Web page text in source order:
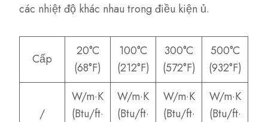
các nhiệt độ khác nhau trong điều kiện ủ.
Cấp
20°C
(68°F)
100°C
(212°F)
300°C
(572°F)
500°C
(932°F)
/
W/m·K
(Btu/ft·
W/m·K
(Btu/ft·
W/m·K
(Btu/ft·
W/m·K
(Btu/ft·